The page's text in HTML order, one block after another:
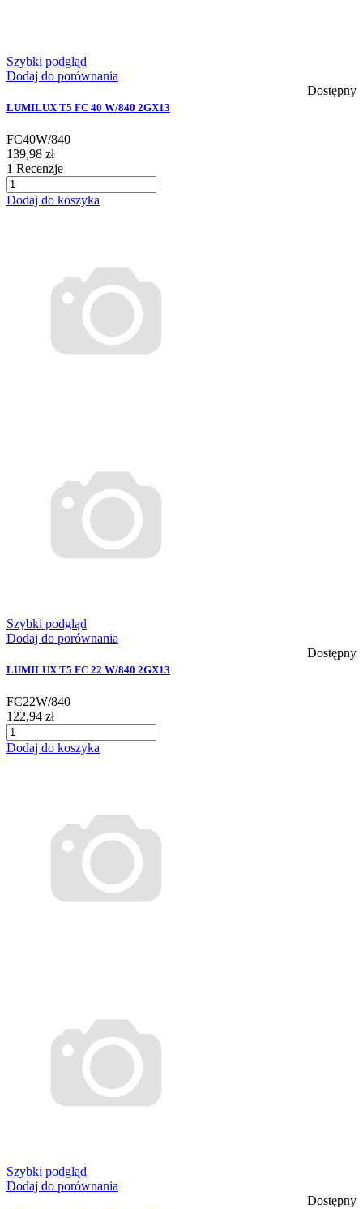
Szybki podgląd
Dodaj do porównania
Dostępny
LUMILUX T5 FC 40 W/840 2GX13
FC40W/840
139,98 zł
1 Recenzje
Dodaj do koszyka
Szybki podgląd
Dodaj do porównania
Dostępny
LUMILUX T5 FC 22 W/840 2GX13
FC22W/840
122,94 zł
Dodaj do koszyka
Szybki podgląd
Dodaj do porównania
Dostępny